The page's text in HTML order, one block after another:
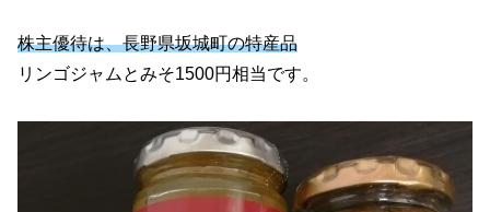
株主優待は、長野県坂城町の特産品
リンゴジャムとみそ1500円相当です。